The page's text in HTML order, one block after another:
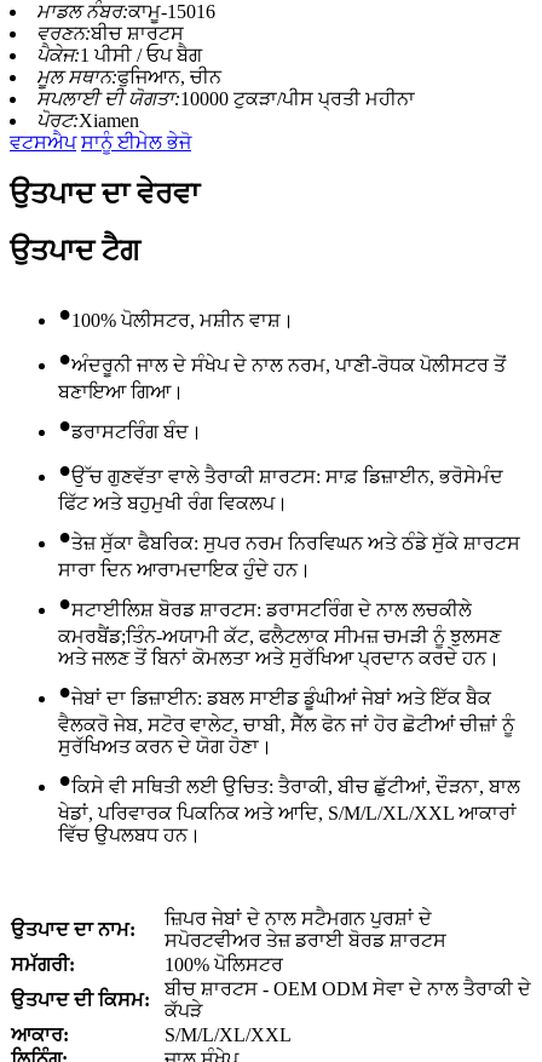
ਮਾਡਲ ਨੰਬਰ:ਕਾਮੂ-15016
ਵਰਣਨ:ਬੀਚ ਸ਼ਾਰਟਸ
ਪੈਕੇਜ:1 ਪੀਸੀ / ਓਪ ਬੈਗ
ਮੂਲ ਸਥਾਨ:ਫੁਜਿਆਨ, ਚੀਨ
ਸਪਲਾਈ ਦੀ ਯੋਗਤਾ:10000 ਟੁਕੜਾ/ਪੀਸ ਪ੍ਰਤੀ ਮਹੀਨਾ
ਪੋਰਟ:Xiamen
ਵਟਸਐਪ ਸਾਨੂੰ ਈਮੇਲ ਭੇਜੋ
ਉਤਪਾਦ ਦਾ ਵੇਰਵਾ
ਉਤਪਾਦ ਟੈਗ
•100% ਪੋਲੀਸਟਰ, ਮਸ਼ੀਨ ਵਾਸ਼।
•ਅੰਦਰੂਨੀ ਜਾਲ ਦੇ ਸੰਖੇਪ ਦੇ ਨਾਲ ਨਰਮ, ਪਾਣੀ-ਰੋਧਕ ਪੋਲੀਸਟਰ ਤੋਂ
ਬਣਾਇਆ ਗਿਆ।
•ਡਰਾਸਟਰਿੰਗ ਬੰਦ।
•ਉੱਚ ਗੁਣਵੱਤਾ ਵਾਲੇ ਤੈਰਾਕੀ ਸ਼ਾਰਟਸ: ਸਾਫ਼ ਡਿਜ਼ਾਈਨ, ਭਰੋਸੇਮੰਦ
ਫਿੱਟ ਅਤੇ ਬਹੁਮੁਖੀ ਰੰਗ ਵਿਕਲਪ।
•ਤੇਜ਼ ਸੁੱਕਾ ਫੈਬਰਿਕ: ਸੁਪਰ ਨਰਮ ਨਿਰਵਿਘਨ ਅਤੇ ਠੰਡੇ ਸੁੱਕੇ ਸ਼ਾਰਟਸ
ਸਾਰਾ ਦਿਨ ਆਰਾਮਦਾਇਕ ਹੁੰਦੇ ਹਨ।
•ਸਟਾਈਲਿਸ਼ ਬੋਰਡ ਸ਼ਾਰਟਸ: ਡਰਾਸਟਰਿੰਗ ਦੇ ਨਾਲ ਲਚਕੀਲੇ
ਕਮਰਬੈਂਡ;ਤਿੰਨ-ਅਯਾਮੀ ਕੱਟ, ਫਲੈਟਲਾਕ ਸੀਮਜ਼ ਚਮੜੀ ਨੂੰ ਝੁਲਸਣ
ਅਤੇ ਜਲਣ ਤੋਂ ਬਿਨਾਂ ਕੋਮਲਤਾ ਅਤੇ ਸੁਰੱਖਿਆ ਪ੍ਰਦਾਨ ਕਰਦੇ ਹਨ।
•ਜੇਬਾਂ ਦਾ ਡਿਜ਼ਾਈਨ: ਡਬਲ ਸਾਈਡ ਡੂੰਘੀਆਂ ਜੇਬਾਂ ਅਤੇ ਇੱਕ ਬੈਕ
ਵੈਲਕਰੋ ਜੇਬ, ਸਟੋਰ ਵਾਲੇਟ, ਚਾਬੀ, ਸੈੱਲ ਫੋਨ ਜਾਂ ਹੋਰ ਛੋਟੀਆਂ ਚੀਜ਼ਾਂ ਨੂੰ
ਸੁਰੱਖਿਅਤ ਕਰਨ ਦੇ ਯੋਗ ਹੋਣਾ।
•ਕਿਸੇ ਵੀ ਸਥਿਤੀ ਲਈ ਉਚਿਤ: ਤੈਰਾਕੀ, ਬੀਚ ਛੁੱਟੀਆਂ, ਦੌੜਨਾ, ਬਾਲ
ਖੇਡਾਂ, ਪਰਿਵਾਰਕ ਪਿਕਨਿਕ ਅਤੇ ਆਦਿ, S/M/L/XL/XXL ਆਕਾਰਾਂ
ਵਿੱਚ ਉਪਲਬਧ ਹਨ।
ਉਤਪਾਦ ਦਾ ਨਾਮ:
ਜ਼ਿਪਰ ਜੇਬਾਂ ਦੇ ਨਾਲ ਸਟੈਮਗਨ ਪੁਰਸ਼ਾਂ ਦੇ
ਸਪੋਰਟਵੀਅਰ ਤੇਜ਼ ਡਰਾਈ ਬੋਰਡ ਸ਼ਾਰਟਸ
ਸਮੱਗਰੀ:
100% ਪੋਲਿਸਟਰ
ਉਤਪਾਦ ਦੀ ਕਿਸਮ:
ਬੀਚ ਸ਼ਾਰਟਸ - OEM ODM ਸੇਵਾ ਦੇ ਨਾਲ ਤੈਰਾਕੀ ਦੇ
ਕੱਪੜੇ
ਆਕਾਰ:
S/M/L/XL/XXL